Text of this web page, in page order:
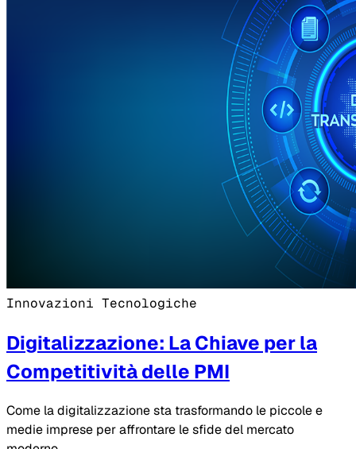
Innovazioni Tecnologiche
Digitalizzazione: La Chiave per la
Competitività delle PMI
Come la digitalizzazione sta trasformando le piccole e
medie imprese per affrontare le sfide del mercato